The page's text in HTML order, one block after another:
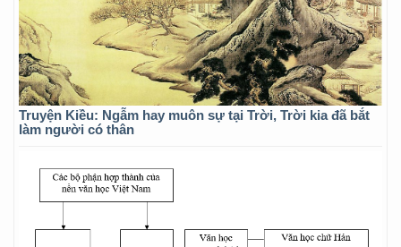
Truyện Kiều: Ngẫm hay muôn sự tại Trời, Trời kia đã bắt
làm người có thân